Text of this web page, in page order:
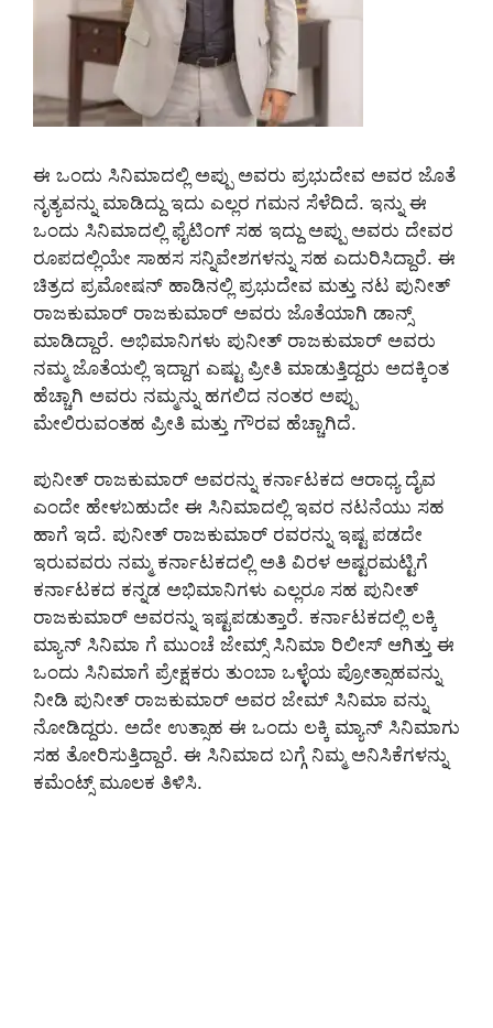
ಈ ಒಂದು ಸಿನಿಮಾದಲ್ಲಿ ಅಪ್ಪು ಅವರು ಪ್ರಭುದೇವ ಅವರ ಜೊತೆ
ನೃತ್ಯವನ್ನು ಮಾಡಿದ್ದು ಇದು ಎಲ್ಲರ ಗಮನ ಸೆಳೆದಿದೆ. ಇನ್ನು ಈ
ಒಂದು ಸಿನಿಮಾದಲ್ಲಿ ಫೈಟಿಂಗ್ ಸಹ ಇದ್ದು ಅಪ್ಪು ಅವರು ದೇವರ
ರೂಪದಲ್ಲಿಯೇ ಸಾಹಸ ಸನ್ನಿವೇಶಗಳನ್ನು ಸಹ ಎದುರಿಸಿದ್ದಾರೆ. ಈ
ಚಿತ್ರದ ಪ್ರಮೋಷನ್ ಹಾಡಿನಲ್ಲಿ ಪ್ರಭುದೇವ ಮತ್ತು ನಟ ಪುನೀತ್
ರಾಜಕುಮಾರ್ ರಾಜಕುಮಾರ್ ಅವರು ಜೊತೆಯಾಗಿ ಡಾನ್ಸ್
ಮಾಡಿದ್ದಾರೆ. ಅಭಿಮಾನಿಗಳು ಪುನೀತ್ ರಾಜಕುಮಾರ್ ಅವರು
ನಮ್ಮ ಜೊತೆಯಲ್ಲಿ ಇದ್ದಾಗ ಎಷ್ಟು ಪ್ರೀತಿ ಮಾಡುತ್ತಿದ್ದರು ಅದಕ್ಕಿಂತ
ಹೆಚ್ಚಾಗಿ ಅವರು ನಮ್ಮನ್ನು ಹಗಲಿದ ನಂತರ ಅಪ್ಪು
ಮೇಲಿರುವಂತಹ ಪ್ರೀತಿ ಮತ್ತು ಗೌರವ ಹೆಚ್ಚಾಗಿದೆ.
ಪುನೀತ್ ರಾಜಕುಮಾರ್ ಅವರನ್ನು ಕರ್ನಾಟಕದ ಆರಾಧ್ಯ ದೈವ
ಎಂದೇ ಹೇಳಬಹುದೇ ಈ ಸಿನಿಮಾದಲ್ಲಿ ಇವರ ನಟನೆಯು ಸಹ
ಹಾಗೆ ಇದೆ. ಪುನೀತ್ ರಾಜಕುಮಾರ್ ರವರನ್ನು ಇಷ್ಟ ಪಡದೇ
ಇರುವವರು ನಮ್ಮ ಕರ್ನಾಟಕದಲ್ಲಿ ಅತಿ ವಿರಳ ಅಷ್ಟರಮಟ್ಟಿಗೆ
ಕರ್ನಾಟಕದ ಕನ್ನಡ ಅಭಿಮಾನಿಗಳು ಎಲ್ಲರೂ ಸಹ ಪುನೀತ್
ರಾಜಕುಮಾರ್ ಅವರನ್ನು ಇಷ್ಟಪಡುತ್ತಾರೆ. ಕರ್ನಾಟಕದಲ್ಲಿ ಲಕ್ಕಿ
ಮ್ಯಾನ್ ಸಿನಿಮಾ ಗೆ ಮುಂಚೆ ಜೇಮ್ಸ್ ಸಿನಿಮಾ ರಿಲೀಸ್ ಆಗಿತ್ತು ಈ
ಒಂದು ಸಿನಿಮಾಗೆ ಪ್ರೇಕ್ಷಕರು ತುಂಬಾ ಒಳ್ಳೆಯ ಪ್ರೋತ್ಸಾಹವನ್ನು
ನೀಡಿ ಪುನೀತ್ ರಾಜಕುಮಾರ್ ಅವರ ಜೇಮ್ ಸಿನಿಮಾ ವನ್ನು
ನೋಡಿದ್ದರು. ಅದೇ ಉತ್ಸಾಹ ಈ ಒಂದು ಲಕ್ಕಿ ಮ್ಯಾನ್ ಸಿನಿಮಾಗು
ಸಹ ತೋರಿಸುತ್ತಿದ್ದಾರೆ. ಈ ಸಿನಿಮಾದ ಬಗ್ಗೆ ನಿಮ್ಮ ಅನಿಸಿಕೆಗಳನ್ನು
ಕಮೆಂಟ್ಸ್ ಮೂಲಕ ತಿಳಿಸಿ.